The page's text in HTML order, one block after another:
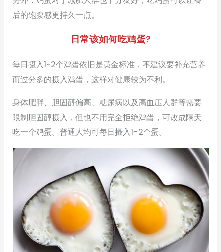
后的饱腹感更持久一点。
日常该如何吃鸡蛋?
每日摄入1~2个鸡蛋依旧是黄金标准，不建议要补充营养
而过分多的摄入鸡蛋，这样对健康较为不利。
身体肥胖、胆固醇偏高、糖尿病以及高血压人群等需要
限制胆固醇摄入，但也不用完全拒绝鸡蛋，可改成隔天
吃一个鸡蛋。普通人均可每日摄入1-2个蛋。